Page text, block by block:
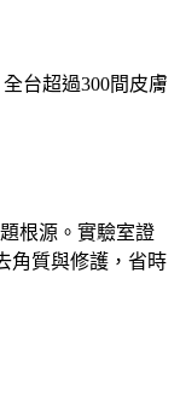
台超過300間皮膚
根源。實驗室證
角質與修護，省時